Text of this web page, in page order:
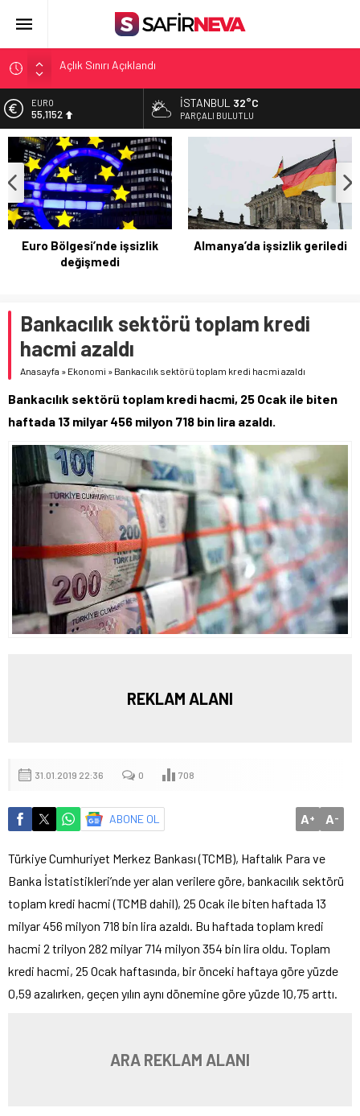
Öğretmenlere Kötü Haber
FETÖ’nün kritik ismi tutuklandı
Son dakika… İstanbul’da trafik felç
Yunanistan Başbakanı Çipras Türkiye’ye gelecek
Açlık Sınırı Açıklandı
ALTIN
6.529,72
BİST
13.703,13
DOLAR
47,5844
EURO
İSTANBUL 32°C
PARÇALI BULUTLU
Euro Bölgesi’nde işsizlik
değişmedi
Almanya’da işsizlik geriledi
Bankacılık sektörü toplam kredi
hacmi azaldı
Anasayfa » Ekonomi » Bankacılık sektörü toplam kredi hacmi azaldı
Bankacılık sektörü toplam kredi hacmi, 25 Ocak ile biten
haftada 13 milyar 456 milyon 718 bin lira azaldı.
REKLAM ALANI
31.01.2019 22:36 0 708
ABONE OL A+ A-
Türkiye Cumhuriyet Merkez Bankası (TCMB), Haftalık Para ve
Banka İstatistikleri’nde yer alan verilere göre, bankacılık sektörü
toplam kredi hacmi (TCMB dahil), 25 Ocak ile biten haftada 13
milyar 456 milyon 718 bin lira azaldı. Bu haftada toplam kredi
hacmi 2 trilyon 282 milyar 714 milyon 354 bin lira oldu. Toplam
kredi hacmi, 25 Ocak haftasında, bir önceki haftaya göre yüzde
0,59 azalırken, geçen yılın aynı dönemine göre yüzde 10,75 arttı.
ARA REKLAM ALANI